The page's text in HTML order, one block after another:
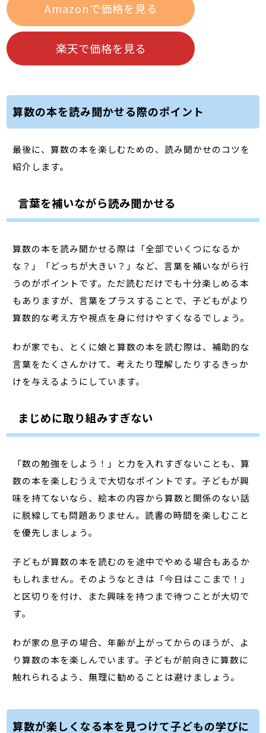
Amazonで価格を見る
楽天で価格を見る
算数の本を読み聞かせる際のポイント
最後に、算数の本を楽しむための、読み聞かせのコツを
紹介します。
言葉を補いながら読み聞かせる
算数の本を読み聞かせる際は「全部でいくつになるか
な？」「どっちが大きい？」など、言葉を補いながら行
うのがポイントです。ただ読むだけでも十分楽しめる本
もありますが、言葉をプラスすることで、子どもがより
算数的な考え方や視点を身に付けやすくなるでしょう。
わが家でも、とくに娘と算数の本を読む際は、補助的な
言葉をたくさんかけて、考えたり理解したりするきっか
けを与えるようにしています。
まじめに取り組みすぎない
「数の勉強をしよう！」と力を入れすぎないことも、算
数の本を楽しむうえで大切なポイントです。子どもが興
味を持てないなら、絵本の内容から算数と関係のない話
に脱線しても問題ありません。読書の時間を楽しむこと
を優先しましょう。
子どもが算数の本を読むのを途中でやめる場合もあるか
もしれません。そのようなときは「今日はここまで！」
と区切りを付け、また興味を持つまで待つことが大切で
す。
わが家の息子の場合、年齢が上がってからのほうが、よ
り算数の本を楽しんでいます。子どもが前向きに算数に
触れられるよう、無理に勧めることは避けましょう。
算数が楽しくなる本を見つけて子どもの学びに